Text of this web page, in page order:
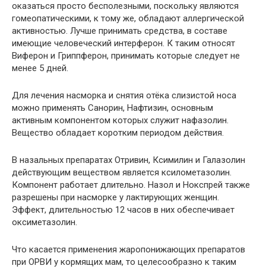
оказаться просто бесполезными, поскольку являются
гомеопатическими, к тому же, обладают аллергической
активностью. Лучше принимать средства, в составе
имеющие человеческий интерферон. К таким относят
Виферон и Гриппферон, принимать которые следует не
менее 5 дней.
Для лечения насморка и снятия отёка слизистой носа
можно применять Санорин, Нафтизин, основным
активным компонентом которых служит нафазолин.
Вещество обладает коротким периодом действия.
В назальных препаратах Отривин, Ксимилин и Галазолин
действующим веществом является ксилометазолин.
Компонент работает длительно. Назол и Нокспрей также
разрешены при насморке у лактирующих женщин.
Эффект, длительностью 12 часов в них обеспечивает
оксиметазолин.
Что касается применения жаропонижающих препаратов
при ОРВИ у кормящих мам, то целесообразно к таким